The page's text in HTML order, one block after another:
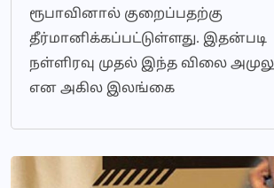
ரூபாவினால் குறைப்பதற்கு
தீர்மானிக்கப்பட்டுள்ளது.
நள்ளிரவு முதல் இந்த விலை
என அகில இலங்கை